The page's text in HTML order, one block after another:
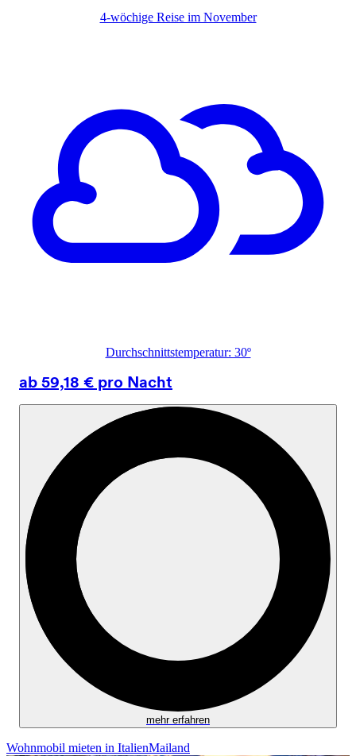
4-wöchige Reise im November
Durchschnittstemperatur: 30º
ab 59,18 € pro Nacht
mehr erfahren
Wohnmobil mieten in ItalienMailand